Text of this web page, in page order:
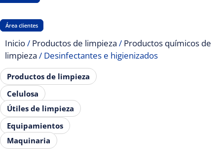
Área clientes
Inicio/ Productos de limpieza / Productos químicos de
limpieza / Desinfectantes e higienizados
Productos de limpieza
Celulosa
Útiles de limpieza
Equipamientos
Maquinaria